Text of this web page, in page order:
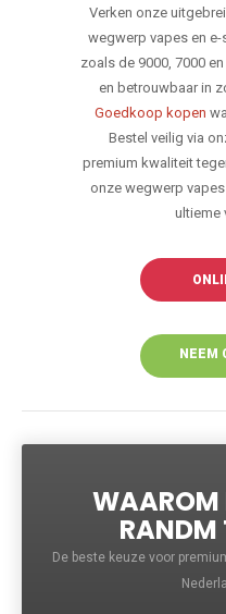
Verken onze
wegwerp vapes en
zoals de 9000, 7000
en betrouwbaar in
Goedkoop kopen
Bestel veilig via
premium kwaliteit
onze wegwerp
ultieme
NEEM
WAAROM
RANDM
De beste keuze voor